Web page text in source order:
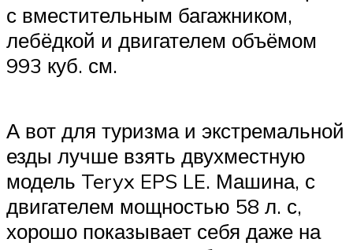
с вместительным багажником,
лебёдкой и двигателем объёмом
993 куб. см.
А вот для туризма и экстремальной
езды лучше взять двухместную
модель Teryx EPS LE. Машина, с
двигателем мощностью 58 л. с,
хорошо показывает себя даже на